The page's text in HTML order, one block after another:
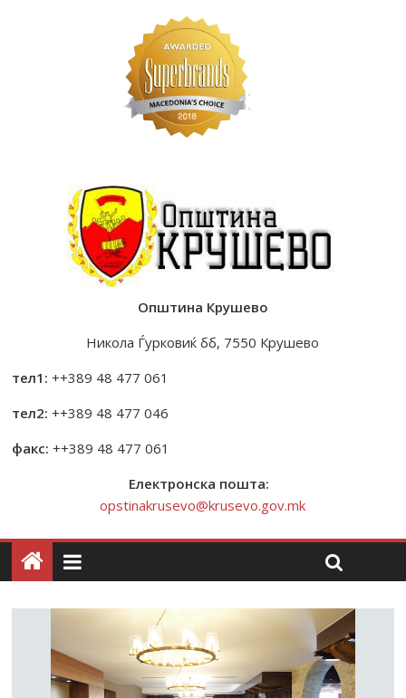
Општина Крушево
Никола Ѓурковиќ бб, 7550 Крушево
тел1: ++389 48 477 061
тел2: ++389 48 477 046
факс: ++389 48 477 061
Електронска пошта:
opstinakrusevo@krusevo.gov.mk